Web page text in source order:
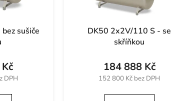
sušiče
DPH
DK50 2x2V/110 S - se
skříňkou
152 800 Kč bez DPH
184 888 Kč